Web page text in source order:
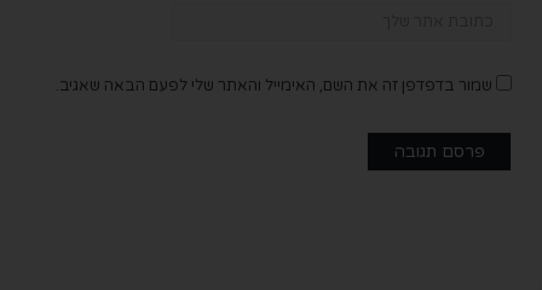
שמור בדפדפן זה את השם, האימייל והאתר שלי לפעם הבאה שאגיב.